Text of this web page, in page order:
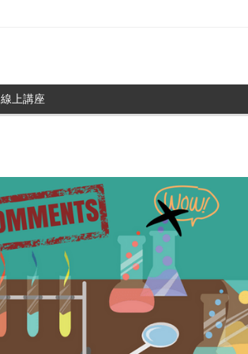
線上講座